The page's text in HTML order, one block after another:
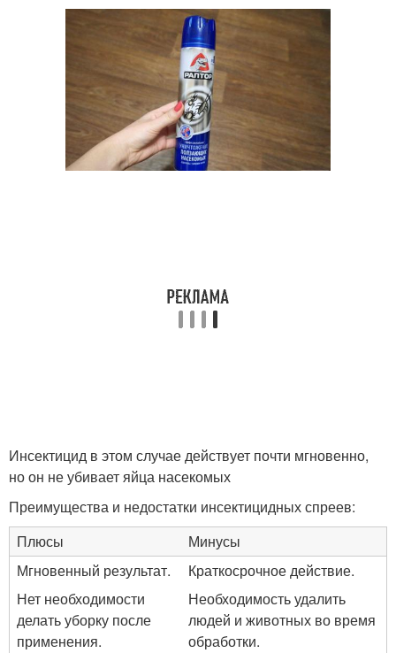
Инсектицид в этом случае действует почти мгновенно,
но он не убивает яйца насекомых
Преимущества и недостатки инсектицидных спреев:
Плюсы
Минусы
Мгновенный результат.
Краткосрочное действие.
Нет необходимости
делать уборку после
применения.
Необходимость удалить
людей и животных во время
обработки.